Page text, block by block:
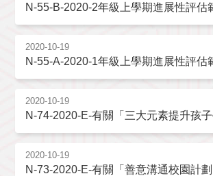
N-55-B-2020-2年級上學期進展性評估
2020-10-19
N-55-A-2020-1年級上學期進展性評估
2020-10-19
N-74-2020-E-有關「三大元素提升孩
2020-10-19
N-73-2020-E-有關「善意溝通校園計